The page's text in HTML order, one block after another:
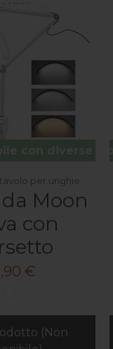
per unghie
Moon
con
€
(Non